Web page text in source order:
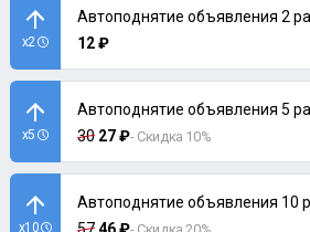
x2
Автоподнятие объявления 2
12 ₽
x5
Автоподнятие объявления 5
30 27 ₽- Скидка 10%
x10
Автоподнятие объявления 10